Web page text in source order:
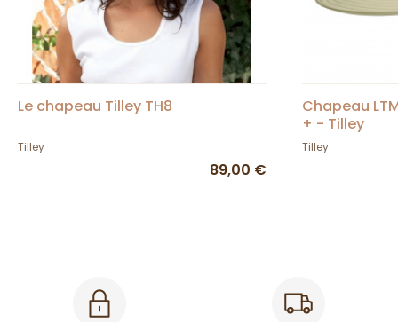
Le chapeau Tilley TH8
Tilley
89,00 €
Chapeau
+ - Tilley
Tilley